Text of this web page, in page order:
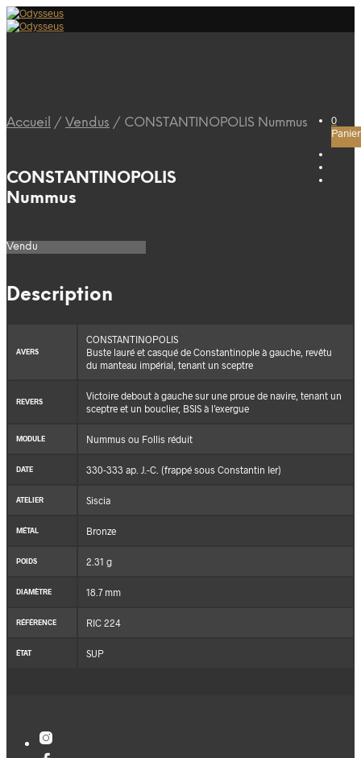
0
Panier
Accueil / Vendus / CONSTANTINOPOLIS Nummus
CONSTANTINOPOLIS
Nummus
Vendu
Description
AVERS
CONSTANTINOPOLIS
Buste lauré et casqué de Constantinople à gauche, revêtu
du manteau impérial, tenant un sceptre
REVERS
Victoire debout à gauche sur une proue de navire, tenant un
sceptre et un bouclier, BSIS à l’exergue
MODULE Nummus ou Follis réduit
DATE 330-333 ap. J.-C. (frappé sous Constantin Ier)
ATELIER Siscia
MÉTAL Bronze
POIDS 2.31 g
DIAMÈTRE 18.7 mm
RÉFÉRENCE RIC 224
ÉTAT SUP